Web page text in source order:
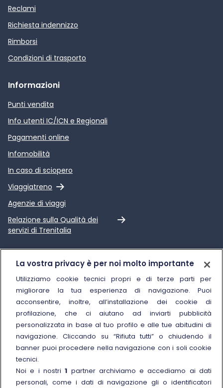
Reclami
Richiesta indennizzo
Rimborsi
Condizioni di trasporto
Informazioni
Punti vendita
Info utenti IC/ICN e Regionali
Pagamenti online
Infomobilità
In caso di sciopero
Viaggiatreno
Link esterno
Agenzie di viaggi
Relazione sulla Qualità dei
servizi di Trenitalia
Link esterno
Chi siamo
Sostenibilità
Trenitalia for Business
Manuale di Conservazione
Link esterno
Carriere
Link esterno
La Freccia Mag
Link esterno
Noleggia un treno charter
La vostra privacy è per noi molto importante
Utilizziamo cookie tecnici propri e di terze parti per
migliorare la tua esperienza di navigazione. Puoi
acconsentire, inoltre, all’installazione dei cookie di
profilazione, che ci aiutano ad inviarti pubblicità
personalizzata in base al tuo profilo e alle tue abitudini di
navigazione. Cliccando su “Rifiuta tutti” o chiudendo il
banner puoi procedere nella navigazione con i soli cookie
tecnici.
Noi e i nostri1 partner archiviamo e accediamo ai dati
personali, come i dati di navigazione gli o identificatori